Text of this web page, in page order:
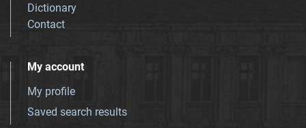
Dictionary
Contact
My account
My profile
Saved search results